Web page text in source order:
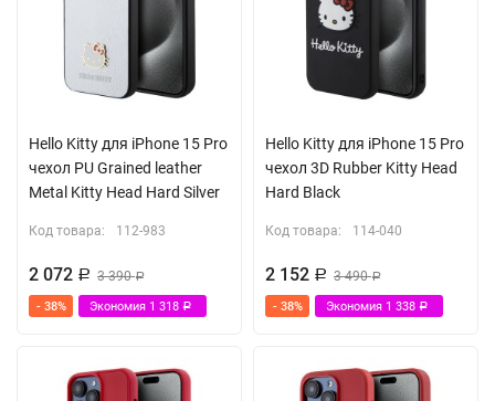
Hello Kitty для iPhone 15 Pro
чехол PU Grained leather
Metal Kitty Head Hard Silver
Код товара: 112-983
2 072 Р 3 390Р
- 38% Экономия 1 318 Р
Hello Kitty для iPhone 15 Pro
чехол 3D Rubber Kitty Head
Hard Black
Код товара: 114-040
2 152 Р 3 490Р
- 38% Экономия 1 338 Р